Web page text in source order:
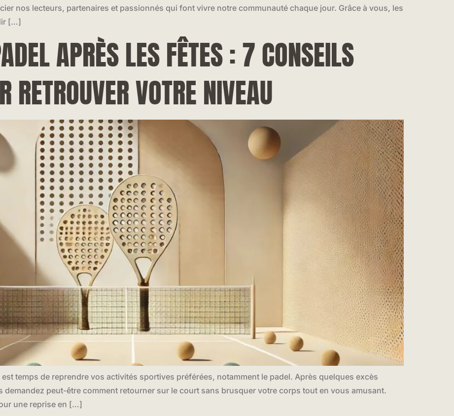
nos lecteurs, partenaires et passionnés qui font vivre notre communauté chaque jour. Grâce à vous, les
[…]
APRÈS LES FÊTES : 7 CONSEILS
RETROUVER VOTRE NIVEAU
temps de reprendre vos activités sportives préférées, notamment le padel. Après quelques excès
peut-être comment retourner sur le court sans brusquer votre corps tout en vous amusant.
une reprise en […]